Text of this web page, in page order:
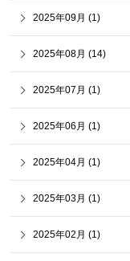
2025年09月 (1)
2025年08月 (14)
2025年07月 (1)
2025年06月 (1)
2025年04月 (1)
2025年03月 (1)
2025年02月 (1)